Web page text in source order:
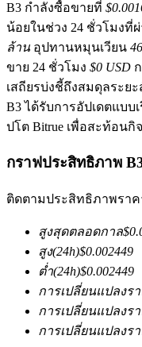
ฟิวเจอร์ส COIN-M
ฟิวเจอร์สสกุลเงินดิ
TradFi
อนุพันธ์ของหุ้น ฟ
B3 กำลังซื้อขายที่
น้อยในช่วง 24 ชั่วโมง
ล้าน อุปทานหมุนเวียน
ขาย 24 ชั่วโมง $0 USD
เสถียรบ่งชี้ถึงสมดุลระย
B3 ได้รับการอัปเดตแบ
ปโต Bitrue เพื่อสะท้อนกิ
กราฟประสิทธิภาพ
ติดตามประสิทธิภาพราค
สูงสุดตลอดกาล$
สูง(24h)$0.002449
ต่ำ(24h)$0.002449
การเปลี่ยนแปลงร
การเปลี่ยนแปลงร
การเปลี่ยนแปลงร